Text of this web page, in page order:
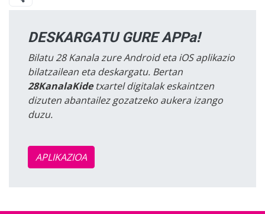
DESKARGATU GURE APPa!
Bilatu 28 Kanala zure Android eta iOS aplikazio
bilatzailean eta deskargatu. Bertan
28KanalaKidetxartel digitalak eskaintzen
dizuten abantailez gozatzeko aukera izango
duzu.
APLIKAZIOA